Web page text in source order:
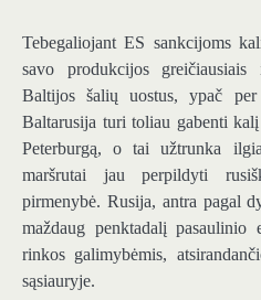
Tebegaliojant ES sankcijoms
savo produkcijos
Baltijos šalių uostus, ypač
Baltarusija turi toliau gabenti
Peterburgą, o tai užtrunka
maršrutai jau perpildyti
pirmenybė. Rusija, antra pagal
maždaug penktadalį pasaulinio
rinkos galimybėmis,
sąsiauryje.